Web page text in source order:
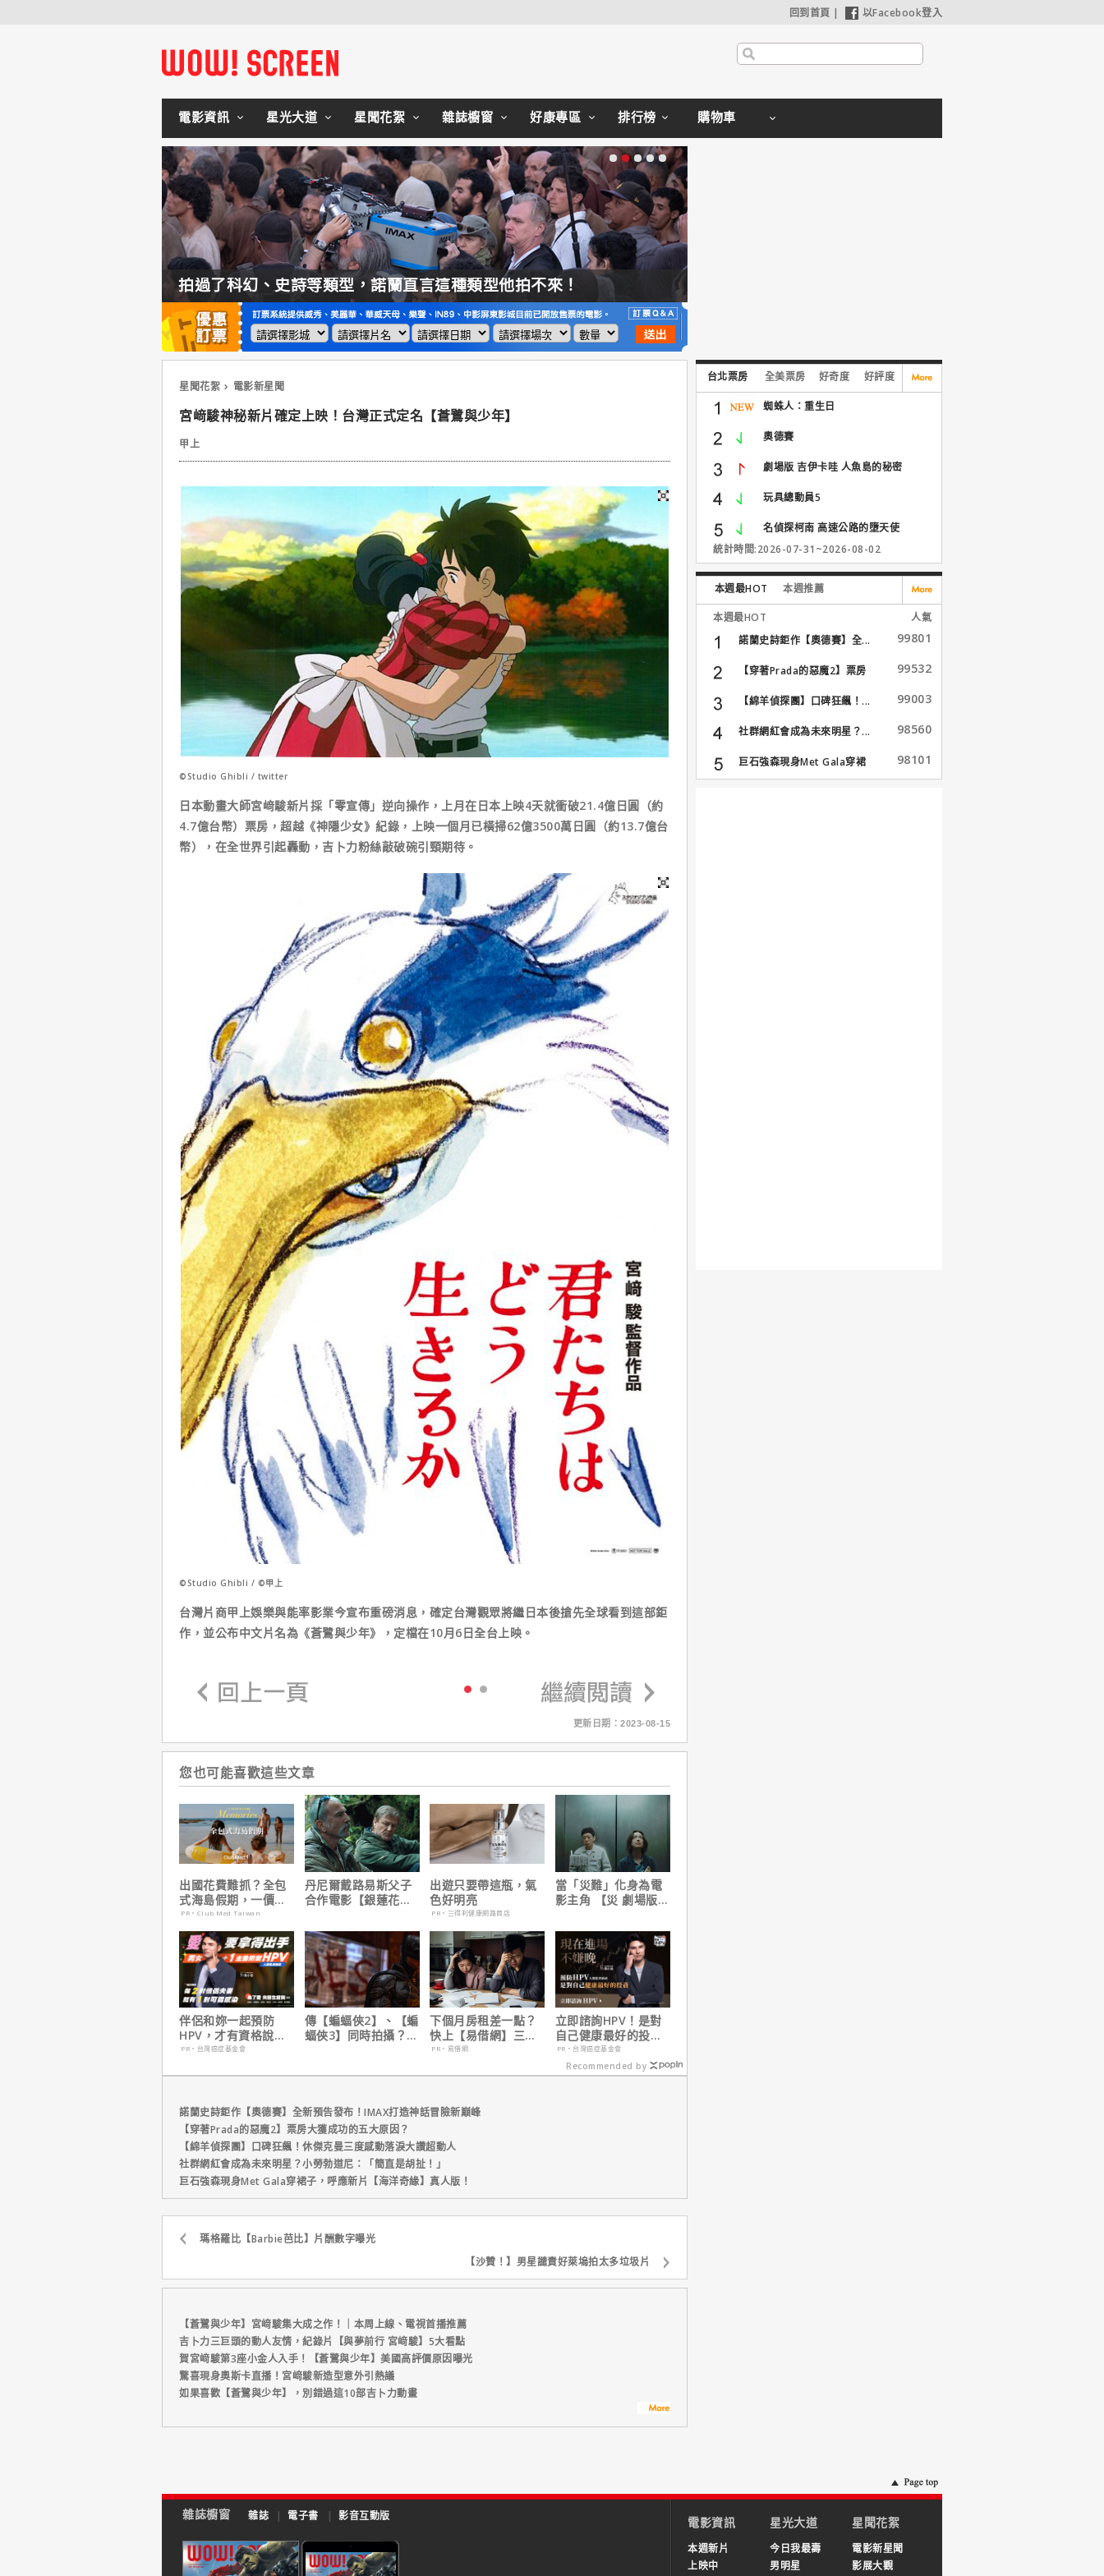
回到首頁 | 以Facebook登入
電影資訊 星光大道 星聞花絮 雜誌櫥窗 好康專區 排行榜 購物車
拍過了科幻、史詩等類型，諾蘭直言這種類型他拍不來！
星聞花絮 電影新星聞
宮﨑駿神秘新片確定上映！台灣正式定名【蒼鷺與少年】
甲上
©Studio Ghibli / twitter
日本動畫大師宮﨑駿新片採「零宣傳」逆向操作，上月在日本上映4天就衝破21.4億日圓（約
4.7億台幣）票房，超越《神隱少女》紀錄，上映一個月已橫掃62億3500萬日圓（約13.7億台
幣），在全世界引起轟動，吉卜力粉絲敲破碗引頸期待。
©Studio Ghibli / ©甲上
台灣片商甲上娛樂與能率影業今宣布重磅消息，確定台灣觀眾將繼日本後搶先全球看到這部鉅
作，並公布中文片名為《蒼鷺與少年》，定檔在10月6日全台上映。
更新日期：2023-08-15
您也可能喜歡這些文章
出國花費難抓？全包
式海島假期，一價搞
定食宿玩樂，省錢更
省心！
PR・Club Med Taiwan
丹尼爾戴路易斯父子
合作電影【銀蓮花】
播推薦
出遊只要帶這瓶，氣
色好明亮
PR・三得利健康網路商店
當「災難」化身為電
影主角 【災 劇場版】
伴侶和妳一起預防
HPV，才有資格說愛
妳！
PR・台灣癌症基金會
傳【蝙蝠俠2】、【蝙
蝠俠3】同時拍攝？詹
下個月房租差一點？
快上【易借網】三分
鐘解決燃眉之急
PR・易借網
立即諮詢HPV！是對
自己健康最好的投
資，把握現在不嫌
晚！
PR・台灣癌症基金會
Recommended by
諾蘭史詩鉅作【奧德賽】全新預告發布！IMAX打造神話冒險新巔峰
【穿著Prada的惡魔2】票房大獲成功的五大原因？
【綿羊偵探團】口碑狂飆！休傑克曼三度感動落淚大讚超動人
社群網紅會成為未來明星？小勞勃道尼：「簡直是胡扯！」
巨石強森現身Met Gala穿裙子，呼應新片【海洋奇緣】真人版！
瑪格羅比【Barbie芭比】片酬數字曝光
【沙贊！】男星譴責好萊塢拍太多垃圾片
【蒼鷺與少年】宮﨑駿集大成之作！｜本周上線、電視首播推薦
吉卜力三巨頭的動人友情，紀錄片【與夢前行 宮﨑駿】5大看點
賀宮﨑駿第3座小金人入手！【蒼鷺與少年】美國高評價原因曝光
驚喜現身奧斯卡直播！宮﨑駿新造型意外引熱議
如果喜歡【蒼鷺與少年】，別錯過這10部吉卜力動畫
台北票房 全美票房 好奇度 好評度
蜘蛛人：重生日
奧德賽
劇場版 吉伊卡哇 人魚島的秘密
玩具總動員5
名偵探柯南 高速公路的墮天使
統計時間:2026-07-31~2026-08-02
本週最HOT 本週推薦
本週最HOT
人氣
諾蘭史詩鉅作【奧德賽】全...
99801
【穿著Prada的惡魔2】票房
99532
【綿羊偵探團】口碑狂飆！... 99003
社群網紅會成為未來明星？... 98560
巨石強森現身Met Gala穿裙
子...
98101
雜誌櫥窗 雜誌 | 電子書 | 影音互動版 電影資訊
本週新片
上映中
星光大道
今日我最壽
男明星
星聞花絮
電影新星聞
影展大觀